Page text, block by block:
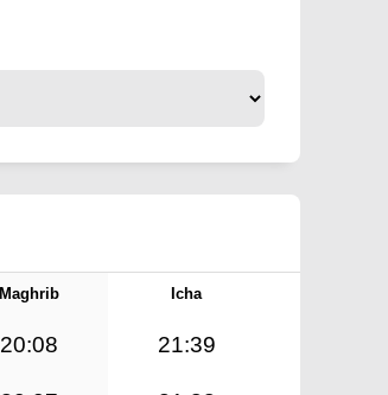
Maghrib Icha
20:08 21:39